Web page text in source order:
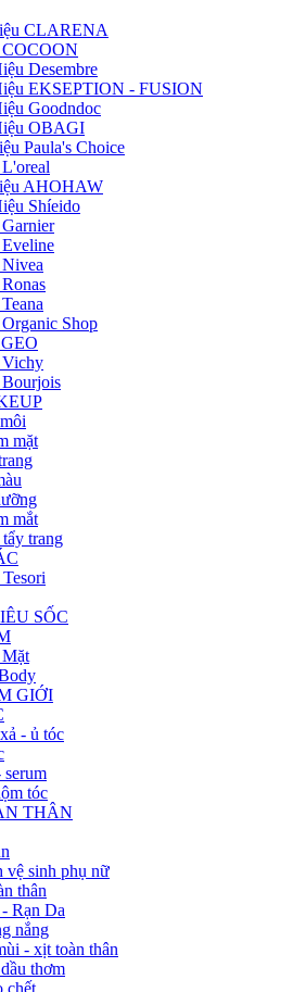
CLARENA
Desembre
EKSEPTION - FUSION
Goodndoc
OBAGI
Paula's Choice
AHOHAW
Shíeido
Shop
mặt
mắt
trang
SỐC
GIỚI
- ủ tóc
tóc
THÂN
vệ sinh phụ nữ
thân
Rạn Da
nắng
- xịt toàn thân
thơm